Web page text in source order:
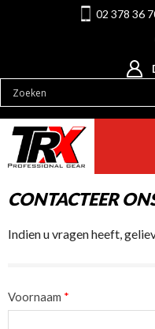
02 378 36
CONTACTEER
Indien u vragen heeft,
Voornaam *